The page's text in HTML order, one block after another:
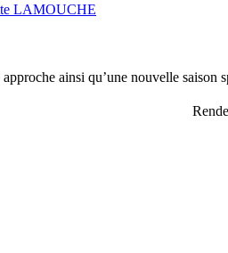
LAMOUCHE
approche ainsi qu’une nouvelle